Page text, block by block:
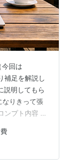
回は
補足を解説し
説明してもら
なりきって張
ンプト内容 ＃
記2級の問
に伴う諸経
説を希望して